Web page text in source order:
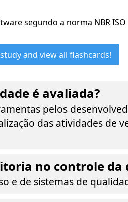
segundo a norma NBR ISO
and view all flashcards!
é avaliada?
pelos
das atividades de
no controle da
e de sistemas de